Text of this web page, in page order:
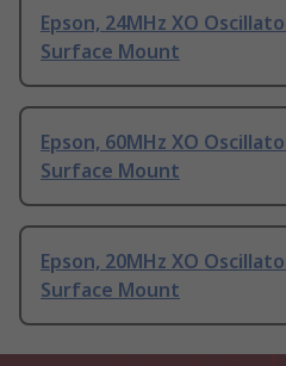
Epson, 24MHz XO
Surface Mount
Epson, 60MHz XO
Surface Mount
Epson, 20MHz XO
Surface Mount